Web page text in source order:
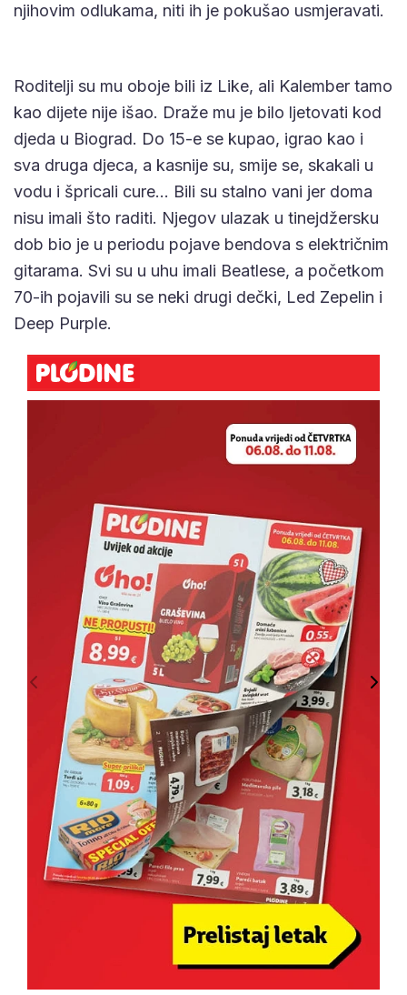
njihovim odlukama, niti ih je pokušao usmjeravati.
Roditelji su mu oboje bili iz Like, ali Kalember tamo
kao dijete nije išao. Draže mu je bilo ljetovati kod
djeda u Biograd. Do 15-e se kupao, igrao kao i
sva druga djeca, a kasnije su, smije se, skakali u
vodu i špricali cure… Bili su stalno vani jer doma
nisu imali što raditi. Njegov ulazak u tinejdžersku
dob bio je u periodu pojave bendova s električnim
gitarama. Svi su u uhu imali Beatlese, a početkom
70-ih pojavili su se neki drugi dečki, Led Zepelin i
Deep Purple.